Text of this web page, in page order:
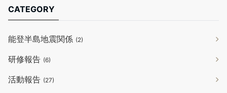
CATEGORY
能登半島地震関係 (2)
研修報告 (6)
活動報告 (27)